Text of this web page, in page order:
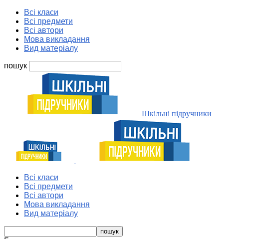
Всі класи
Всі предмети
Всі автори
Мова викладання
Вид матеріалу
пошук
Шкільні підручники
Всі класи
Всі предмети
Всі автори
Мова викладання
Вид матеріалу